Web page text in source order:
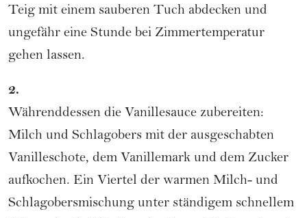
Teig mit einem sauberen Tuch abdecken und
ungefähr eine Stunde bei Zimmertemperatur
gehen lassen.
2.
Währenddessen die Vanillesauce zubereiten:
Milch und Schlagobers mit der ausgeschabten
Vanilleschote, dem Vanillemark und dem Zucker
aufkochen. Ein Viertel der warmen Milch- und
Schlagobersmischung unter ständigem schnellem